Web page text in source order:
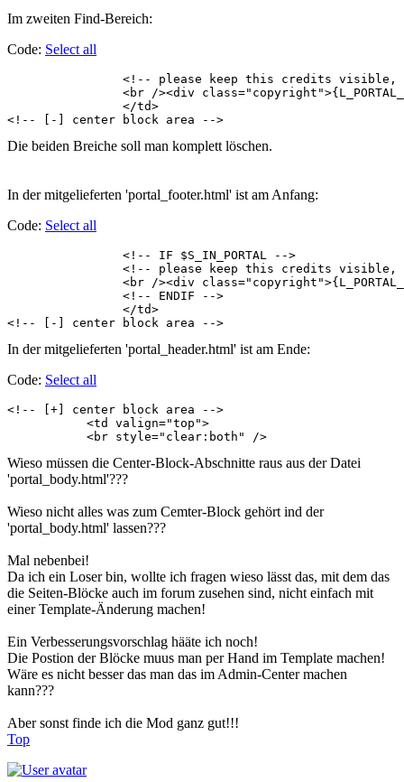
Im zweiten Find-Bereich:
Code: Select all
<!-- [-] center block area -->
Die beiden Breiche soll man komplett löschen.
In der mitgelieferten 'portal_footer.html' ist am Anfang:
Code: Select all
<!-- [-] center block area -->
In der mitgelieferten 'portal_header.html' ist am Ende:
Code: Select all
<!-- [+] center block area -->
	   <br style="clear:both" />
Wieso müssen die Center-Block-Abschnitte raus aus der Datei
'portal_body.html'???
Wieso nicht alles was zum Cemter-Block gehört ind der
'portal_body.html' lassen???
Mal nebenbei!
Da ich ein Loser bin, wollte ich fragen wieso lässt das, mit dem das
die Seiten-Blöcke auch im forum zusehen sind, nicht einfach mit
einer Template-Änderung machen!
Ein Verbesserungsvorschlag hääte ich noch!
Die Postion der Blöcke muus man per Hand im Template machen!
Wäre es nicht besser das man das im Admin-Center machen
kann???
Aber sonst finde ich die Mod ganz gut!!!
Top